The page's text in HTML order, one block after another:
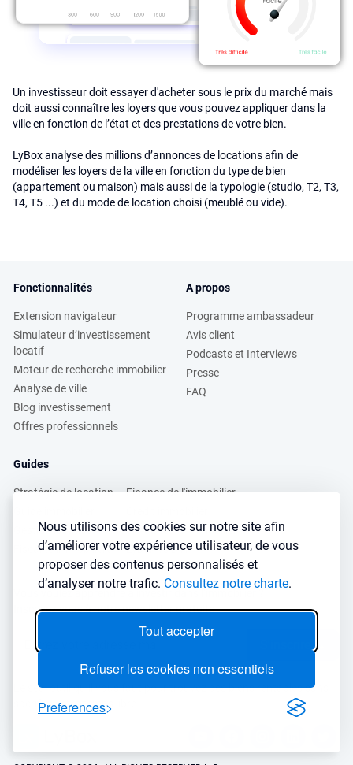
Nous utilisons des cookies sur notre site afin
d’améliorer votre expérience utilisateur, de vous
proposer des contenus personnalisés et
d’analyser notre trafic. Consultez notre charte.
Tout accepter
Refuser les cookies non essentiels
Preferences
Un investisseur doit essayer d'acheter sous le prix du marché mais
doit aussi connaître les loyers que vous pouvez appliquer dans la
ville en fonction de l’état et des prestations de votre bien.
LyBox analyse des millions d’annonces de locations afin de
modéliser les loyers de la ville en fonction du type de bien
(appartement ou maison) mais aussi de la typologie (studio, T2, T3,
T4, T5 ...) et du mode de location choisi (meublé ou vide).
Fonctionnalités
Extension navigateur
Simulateur d’investissement
locatif
Moteur de recherche immobilier
Analyse de ville
Blog investissement
Offres professionnels
A propos
Programme ambassadeur
Avis client
Podcasts et Interviews
Presse
FAQ
Guides
Stratégie de location
Gestion locative
Fiscalité immobilière
Finance de l'immobilier
Simulateurs immobilier
Lybox vs DVF
Vous voulez apprendre à investir dans l’immobilier ?
Inscrivez vous à notre newsletter gratuite :
→
Le seul outil qu’il vous faut pour trouvez des biens rentables sans
sacrifier votre temps libre